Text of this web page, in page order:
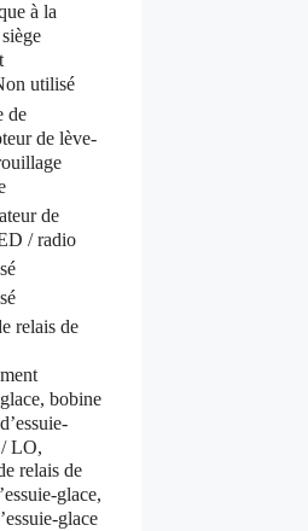
à la
utilisé
de
de lève-
de
/ radio
relais de
bobine
LO,
relais de
glace,
glace